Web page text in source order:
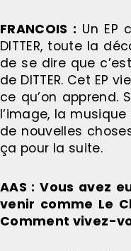
FRANCOIS : Un EP
DITTER, toute la
de se dire que
de DITTER. Cet
ce qu’on apprend.
l’image, la
de nouvelles
ça pour la suite.
AAS : Vous avez
venir comme Le
Comment vivez-